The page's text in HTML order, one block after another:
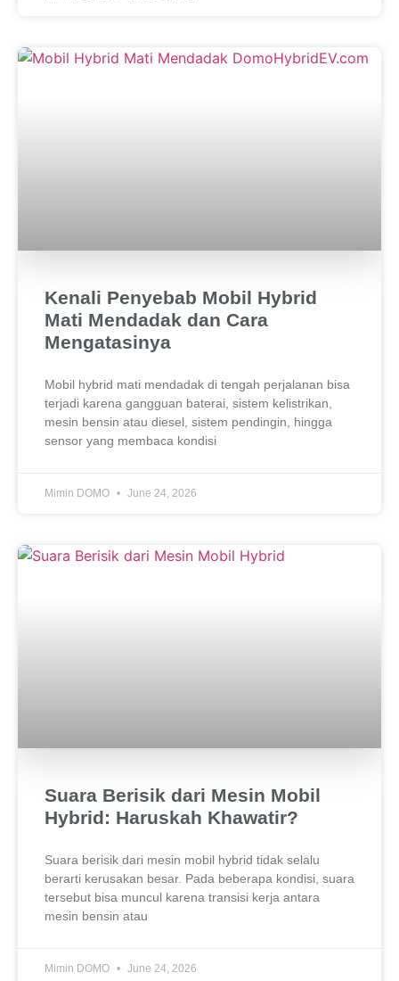
Kenali Penyebab Mobil Hybrid
Mati Mendadak dan Cara
Mengatasinya
Mobil hybrid mati mendadak di tengah perjalanan bisa
terjadi karena gangguan baterai, sistem kelistrikan,
mesin bensin atau diesel, sistem pendingin, hingga
sensor yang membaca kondisi
Mimin DOMO June 24, 2026
Suara Berisik dari Mesin Mobil
Hybrid: Haruskah Khawatir?
Suara berisik dari mesin mobil hybrid tidak selalu
berarti kerusakan besar. Pada beberapa kondisi, suara
tersebut bisa muncul karena transisi kerja antara
mesin bensin atau
Mimin DOMO June 24, 2026